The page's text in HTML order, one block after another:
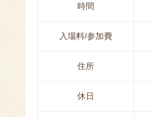
時間
入場料/参加費
住所
休日